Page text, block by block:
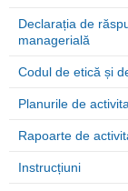
Declarația de
managerială
Codul de etică și
Planurile de
Rapoarte de
Instrucțiuni